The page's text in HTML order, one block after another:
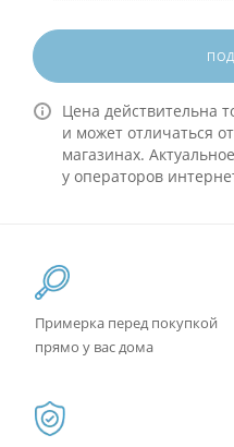
Цена действительна
и может отличаться
магазинах.
у операторов
Примерка перед покупкой
прямо у вас дома